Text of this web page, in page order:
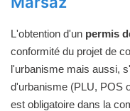
L'obtention d'un permis
conformité du projet de
l'urbanisme mais aussi,
d'urbanisme (PLU, POS
est obligatoire dans la